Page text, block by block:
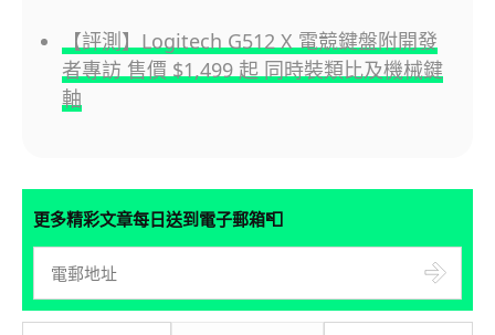
【評測】Logitech G512 X 電競鍵盤附開發
者專訪 售價 $1,499 起 同時裝類比及機械鍵
軸
更多精彩文章每日送到電子郵箱📮